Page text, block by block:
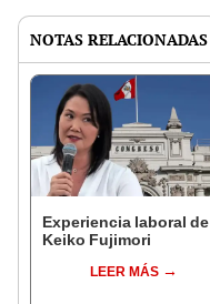
NOTAS RELACIONADAS
Experiencia laboral de
Keiko Fujimori
LEER MÁS